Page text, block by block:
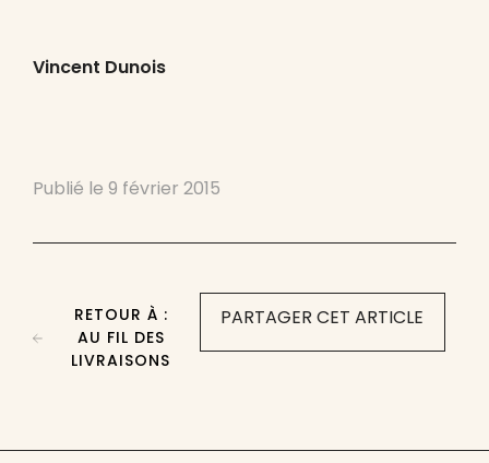
Vincent Dunois
Publié le 9 février 2015
PARTAGER CET ARTICLE
RETOUR À :
AU FIL DES
LIVRAISONS